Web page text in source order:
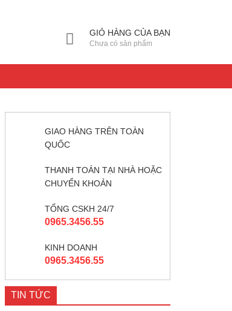
GIỎ HÀNG CỦA BẠN
Chưa có sản phẩm
GIAO HÀNG TRÊN TOÀN
QUỐC
THANH TOÁN TẠI NHÀ HOẶC
CHUYỂN KHOẢN
TỔNG CSKH 24/7
0965.3456.55
KINH DOANH
0965.3456.55
TIN TỨC